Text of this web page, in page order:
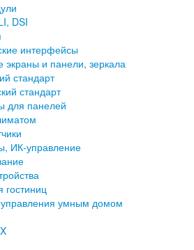
DSI
интерфейсы
экраны и панели, зеркала
стандарт
стандарт
для панелей
ИК-управление
гостиниц
управления умным домом